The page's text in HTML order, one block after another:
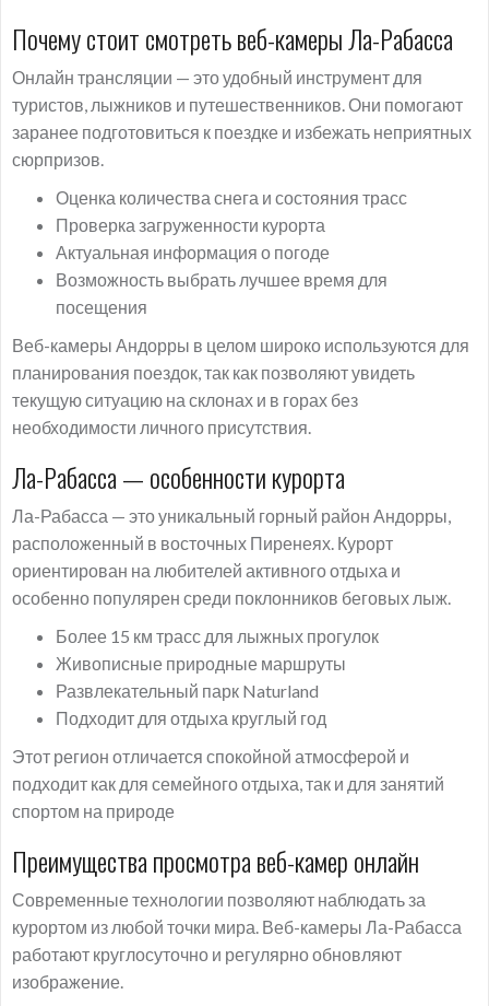
Почему стоит смотреть веб-камеры Ла-Рабасса
Онлайн трансляции — это удобный инструмент для
туристов, лыжников и путешественников. Они помогают
заранее подготовиться к поездке и избежать неприятных
сюрпризов.
Оценка количества снега и состояния трасс
Проверка загруженности курорта
Актуальная информация о погоде
Возможность выбрать лучшее время для
посещения
Веб-камеры Андорры в целом широко используются для
планирования поездок, так как позволяют увидеть
текущую ситуацию на склонах и в горах без
необходимости личного присутствия.
Ла-Рабасса — особенности курорта
Ла-Рабасса — это уникальный горный район Андорры,
расположенный в восточных Пиренеях. Курорт
ориентирован на любителей активного отдыха и
особенно популярен среди поклонников беговых лыж.
Более 15 км трасс для лыжных прогулок
Живописные природные маршруты
Развлекательный парк Naturland
Подходит для отдыха круглый год
Этот регион отличается спокойной атмосферой и
подходит как для семейного отдыха, так и для занятий
спортом на природе
Преимущества просмотра веб-камер онлайн
Современные технологии позволяют наблюдать за
курортом из любой точки мира. Веб-камеры Ла-Рабасса
работают круглосуточно и регулярно обновляют
изображение.